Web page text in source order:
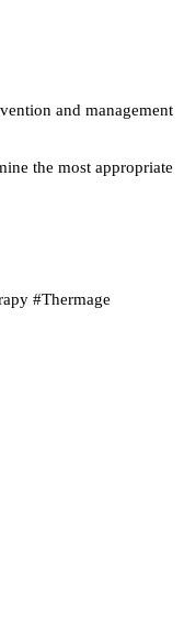
and management
the most appropriate
#Thermage